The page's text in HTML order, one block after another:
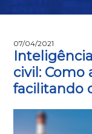
07/04/2021
civil: Como
facilitando